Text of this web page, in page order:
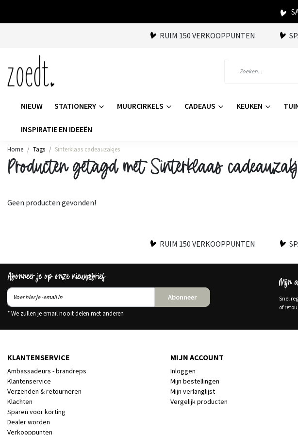
RUIM 150 VERKOOPPUNTEN
NIEUW STATIONERY MUURCIRKELS CADEAUS KEUKEN
INSPIRATIE EN IDEEËN
Home Tags Sinterklaas cadeauzakjes
Producten getagd met Sinterklaas
Geen producten gevonden!
RUIM 150 VERKOOPPUNTEN
Abonneer je op onze nieuwsbrief
Abonneer
* We zullen je email nooit delen met anderen
Mijn
Snel
of
KLANTENSERVICE
Ambassadeurs - brandreps
Klantenservice
Verzenden & retourneren
Klachten
Sparen voor korting
Dealer worden
Verkooppunten
MIJN ACCOUNT
Inloggen
Mijn bestellingen
Mijn verlanglijst
Vergelijk producten